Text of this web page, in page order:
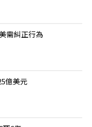
需糾正行為
億美元